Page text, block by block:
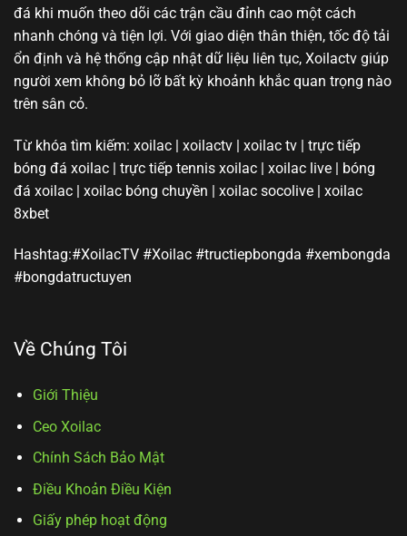
đá khi muốn theo dõi các trận cầu đỉnh cao một cách
nhanh chóng và tiện lợi. Với giao diện thân thiện, tốc độ tải
ổn định và hệ thống cập nhật dữ liệu liên tục, Xoilactv giúp
người xem không bỏ lỡ bất kỳ khoảnh khắc quan trọng nào
trên sân cỏ.
Từ khóa tìm kiếm: xoilac | xoilactv | xoilac tv | trực tiếp
bóng đá xoilac | trực tiếp tennis xoilac | xoilac live | bóng
đá xoilac | xoilac bóng chuyền | xoilac socolive | xoilac
8xbet
Hashtag:#XoilacTV #Xoilac #tructiepbongda #xembongda
#bongdatructuyen
Về Chúng Tôi
Giới Thiệu
Ceo Xoilac
Chính Sách Bảo Mật
Điều Khoản Điều Kiện
Giấy phép hoạt động